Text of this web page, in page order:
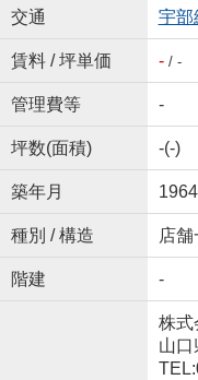
交通 宇部
賃料 / 坪単価 -/ -
管理費等 -
坪数(面積) -(-)
築年月
種別 / 構造 店
階建 -
株
山口